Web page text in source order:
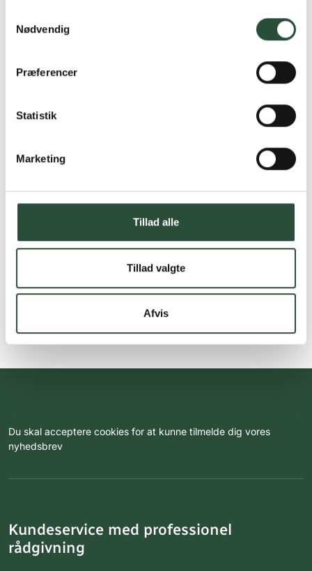
Nødvendig
Præferencer
Statistik
Marketing
Tillad alle
Tillad valgte
Afvis
Du skal acceptere cookies for at kunne tilmelde dig vores
nyhedsbrev
Kundeservice med professionel
rådgivning